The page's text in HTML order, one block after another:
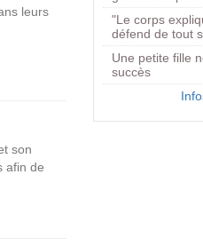
leurs
son
afin de
"Le corps
défend de tout
Une petite fille
succès